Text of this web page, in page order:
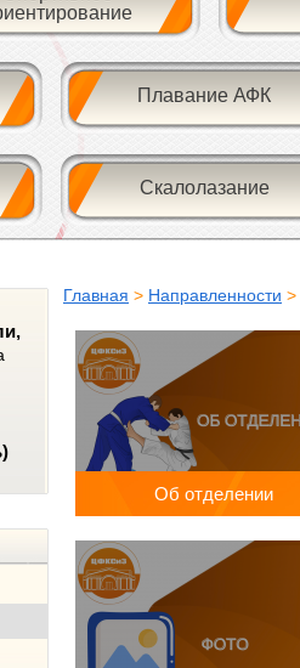
Плавание АФК
Скалолазание
Главная > Направленности >
Об отделении